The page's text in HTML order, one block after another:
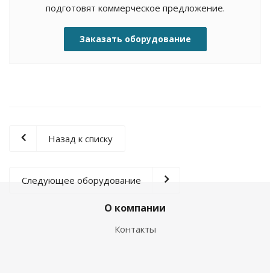
подготовят коммерческое предложение.
Заказать оборудование
Назад к списку
Следующее оборудование
О компании
Контакты